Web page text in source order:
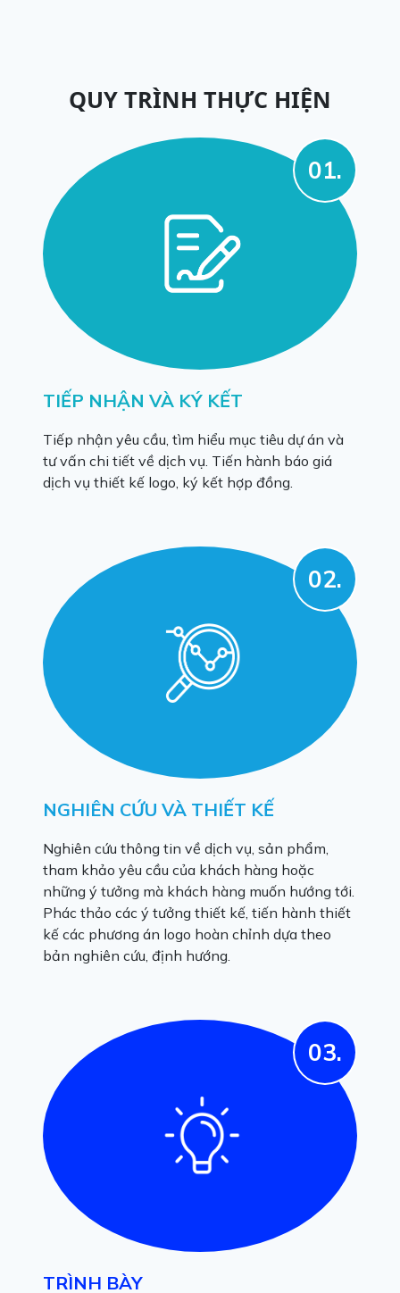
QUY TRÌNH THỰC HIỆN
01.
TIẾP NHẬN VÀ KÝ KẾT
Tiếp nhận yêu cầu, tìm hiểu mục tiêu dự án và
tư vấn chi tiết về dịch vụ. Tiến hành báo giá
dịch vụ thiết kế logo, ký kết hợp đồng.
02.
NGHIÊN CỨU VÀ THIẾT KẾ
Nghiên cứu thông tin về dịch vụ, sản phẩm,
tham khảo yêu cầu của khách hàng hoặc
những ý tưởng mà khách hàng muốn hướng tới.
Phác thảo các ý tưởng thiết kế, tiến hành thiết
kế các phương án logo hoàn chỉnh dựa theo
bản nghiên cứu, định hướng.
03.
TRÌNH BÀY